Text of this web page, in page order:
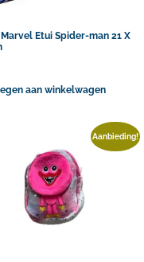
Marvel Etui Spider-man 21 X
aan winkelwagen
Aanbieding!